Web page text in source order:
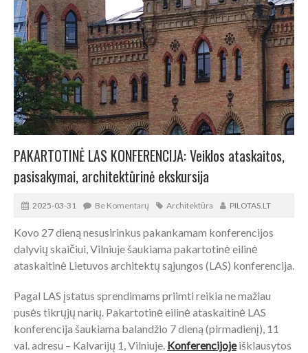
PAKARTOTINĖ LAS KONFERENCIJA: Veiklos ataskaitos,
pasisakymai, architektūrinė ekskursija
2025-03-31 Be Komentarų Architektūra PILOTAS.LT
Kovo 27 dieną nesusirinkus pakankamam konferencijos
dalyvių skaičiui, Vilniuje šaukiama pakartotinė eilinė
ataskaitinė Lietuvos architektų sąjungos (LAS) konferencija.
Pagal LAS įstatus sprendimams priimti reikia ne mažiau
pusės tikrųjų narių. Pakartotinė eilinė ataskaitinė LAS
konferencija šaukiama balandžio 7 dieną (pirmadienį), 11
val. adresu – Kalvarijų 1, Vilniuje. Konferencijojeišklausytos